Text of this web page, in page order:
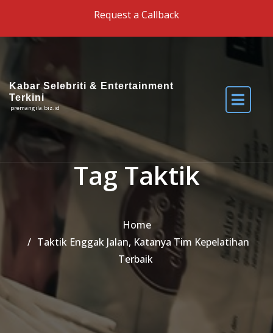
Request a Callback
Kabar Selebriti & Entertainment
Terkini
premangila.biz.id
Tag Taktik
Home
Taktik Enggak Jalan, Katanya Tim Kepelatihan
Terbaik